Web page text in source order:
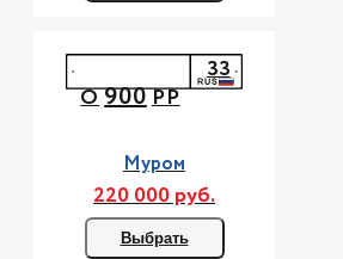
О900РР
33
Муром
220 000 руб.
Выбрать